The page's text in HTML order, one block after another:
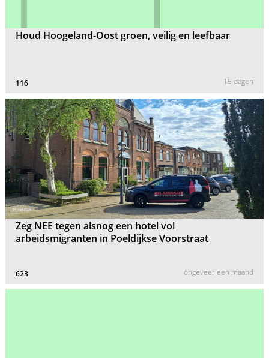
Houd Hoogeland‑Oost groen, veilig en leefbaar
116 15 dagen
Zeg NEE tegen alsnog een hotel vol
arbeidsmigranten in Poeldijkse Voorstraat
623 ongeveer een maand